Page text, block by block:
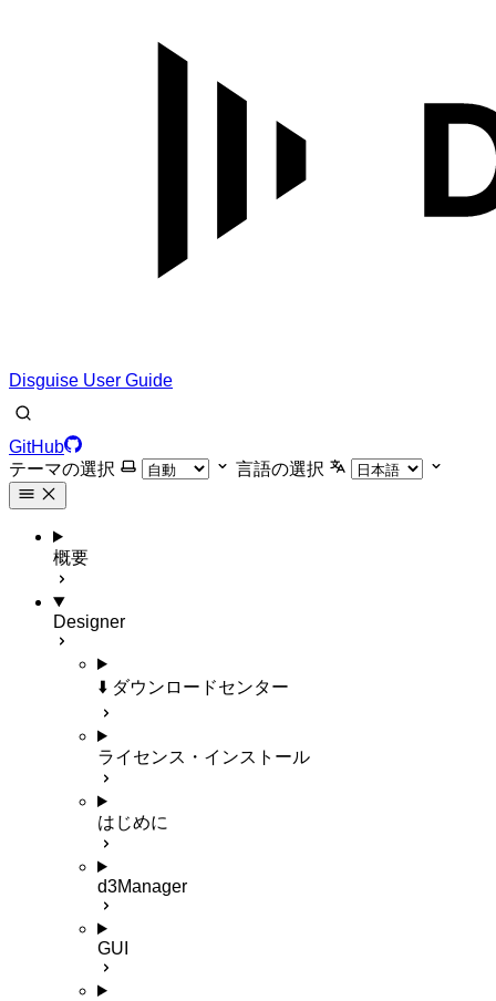
Disguise User Guide
GitHub
テーマの選択
言語の選択
概要
Designer
⬇️ ダウンロードセンター
ライセンス・インストール
はじめに
d3Manager
GUI